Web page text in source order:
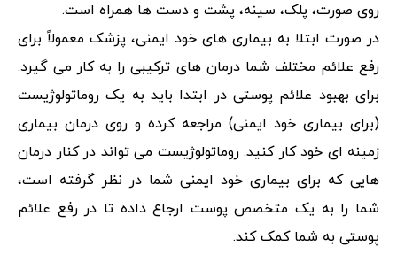
روی صورت، پلک، سینه، پشت و دست ها همراه است.
در صورت ابتلا به بیماری های خود ایمنی، پزشک معمولاً برای
رفع علائم مختلف شما درمان های ترکیبی را به کار می گیرد.
برای بهبود علائم پوستی در ابتدا باید به یک روماتولوژیست
(برای بیماری خود ایمنی) مراجعه کرده و روی درمان بیماری
زمینه ای خود کار کنید. روماتولوژیست می تواند در کنار درمان
هایی که برای بیماری خود ایمنی شما در نظر گرفته است،
شما را به یک متخصص پوست ارجاع داده تا در رفع علائم
پوستی به شما کمک کند.